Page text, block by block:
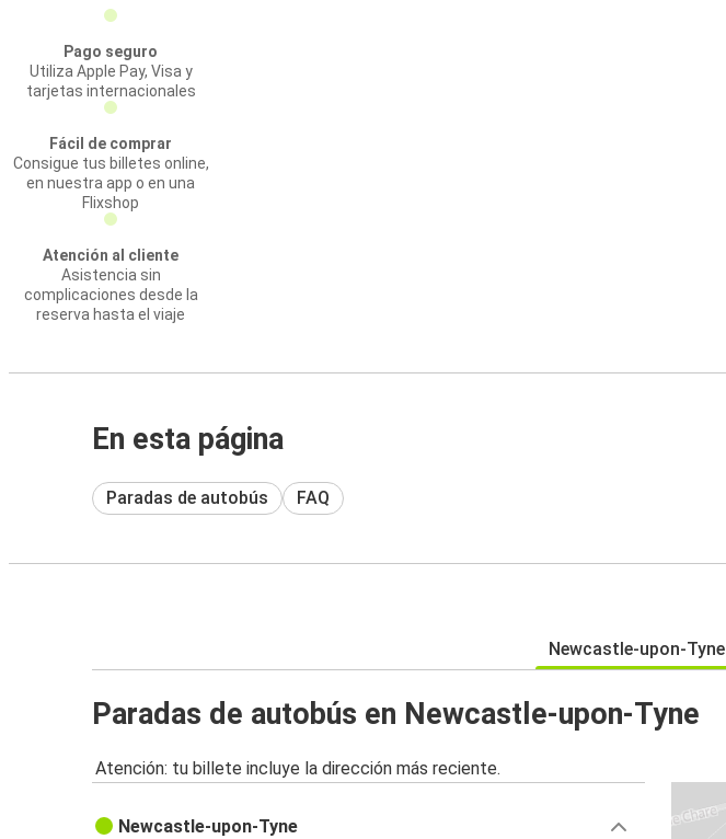
Pago seguro
Utiliza Apple Pay, Visa y
tarjetas internacionales
Fácil de comprar
Consigue tus billetes online,
en nuestra app o en una
Flixshop
Atención al cliente
Asistencia sin
complicaciones desde la
reserva hasta el viaje
En esta página
Paradas de autobús FAQ
Newcastle-upon-Tyne
Paradas de autobús en Newcastle-upon-Tyne
Atención: tu billete incluye la dirección más reciente.
Newcastle-upon-Tyne